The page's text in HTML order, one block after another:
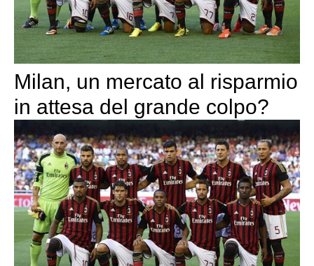
Milan, un mercato al risparmio
in attesa del grande colpo?